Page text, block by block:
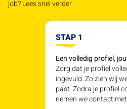
job? Lees snel verder.
STAP 1
Een volledig profiel,
Zorg dat je profiel
ingevuld. Zo zien wij
past. Zodra je profiel
nemen we contact